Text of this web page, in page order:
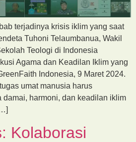
terjadinya krisis iklim yang saat
Tuhoni Telaumbanua, Wakil
Teologi di Indonesia
Agama dan Keadilan Iklim yang
Indonesia, 9 Maret 2024.
umat manusia harus
damai, harmoni, dan keadilan iklim
Kolaborasi